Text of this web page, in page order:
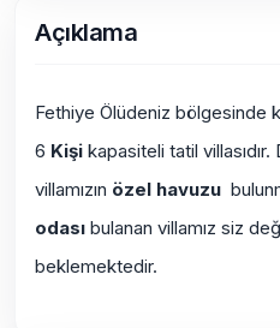
Açıklama
Fethiye Ölüdeniz bölgesinde
6 Kişi kapasiteli tatil
villamızın özel havuzu
odası bulanan villamız siz
beklemektedir.